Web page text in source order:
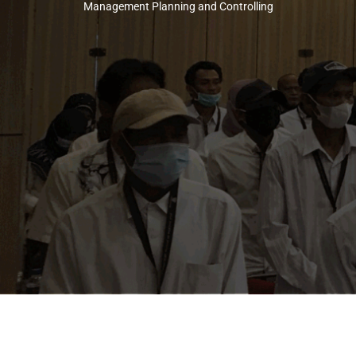
Management Planning and Controlling